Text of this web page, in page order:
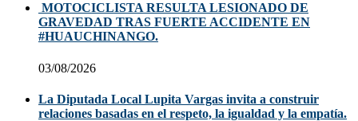
MOTOCICLISTA RESULTA LESIONADO DE
GRAVEDAD TRAS FUERTE ACCIDENTE EN
#HUAUCHINANGO.
03/08/2026
La Diputada Local Lupita Vargas invita a construir
relaciones basadas en el respeto, la igualdad y la empatía.